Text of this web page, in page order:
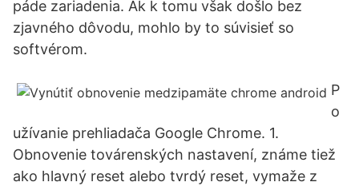
páde zariadenia. Ak k tomu však došlo bez
zjavného dôvodu, mohlo by to súvisieť so
softvérom.
P
o
užívanie prehliadača Google Chrome. 1.
Obnovenie továrenských nastavení, známe tiež
ako hlavný reset alebo tvrdý reset, vymaže z